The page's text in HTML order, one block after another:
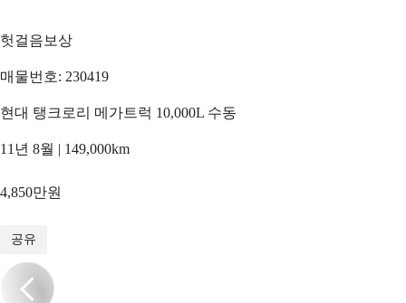
헛걸음보상
매물번호: 230419
현대 탱크로리 메가트럭 10,000L 수동
11년 8월 | 149,000km
4,850만원
공유
/18